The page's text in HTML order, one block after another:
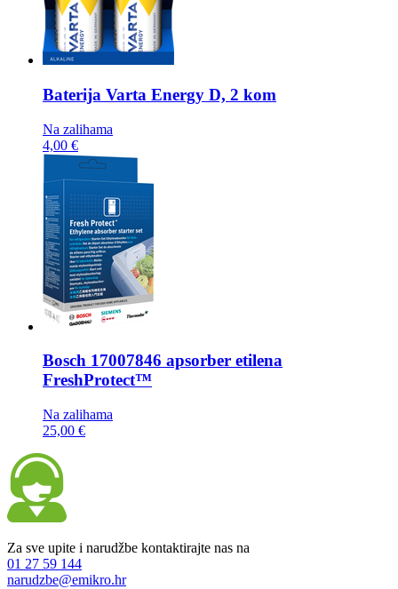
Baterija Varta Energy D, 2 kom
Na zalihama
4,00 €
Bosch 17007846 apsorber etilena
FreshProtect™
Na zalihama
25,00 €
Za sve upite i narudžbe kontaktirajte nas na
01 27 59 144
narudzbe@emikro.hr